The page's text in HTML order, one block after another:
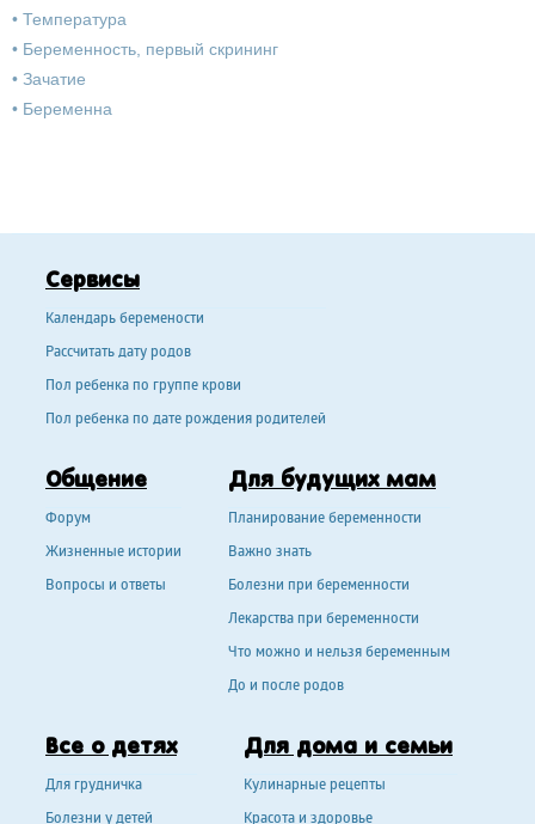
• Температура
• Беременность, первый скрининг
• Зачатие
• Беременна
Сервисы
Календарь беремености
Рассчитать дату родов
Пол ребенка по группе крови
Пол ребенка по дате рождения родителей
Общение
Форум
Жизненные истории
Вопросы и ответы
Для будущих мам
Планирование беременности
Важно знать
Болезни при беременности
Лекарства при беременности
Что можно и нельзя беременным
До и после родов
Все о детях
Для грудничка
Болезни у детей
Для дома и семьи
Кулинарные рецепты
Красота и здоровье